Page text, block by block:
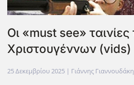
Οι «must see»
Χριστουγέννων (vids)
25 Δεκεμβρίου 2025 | Γιάννης